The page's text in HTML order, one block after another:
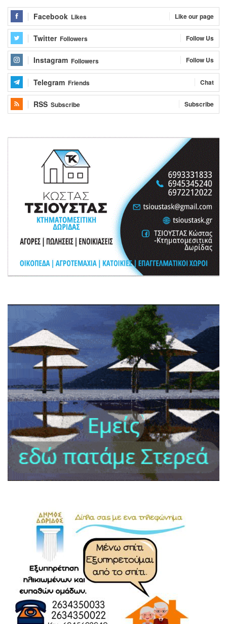
Facebook Likes Like our page
Twitter Followers Follow Us
Instagram Followers Follow Us
Telegram Friends Chat
RSS Subscribe Subscribe